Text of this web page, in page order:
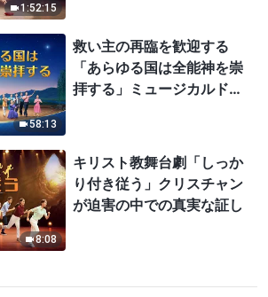
1:52:15
58:13
救い主の再臨を歓迎する
「あらゆる国は全能神を崇
拝する」ミュージカルドラ
8:08
キリスト教舞台劇「しっか
り付き従う」クリスチャン
が迫害の中での真実な証し